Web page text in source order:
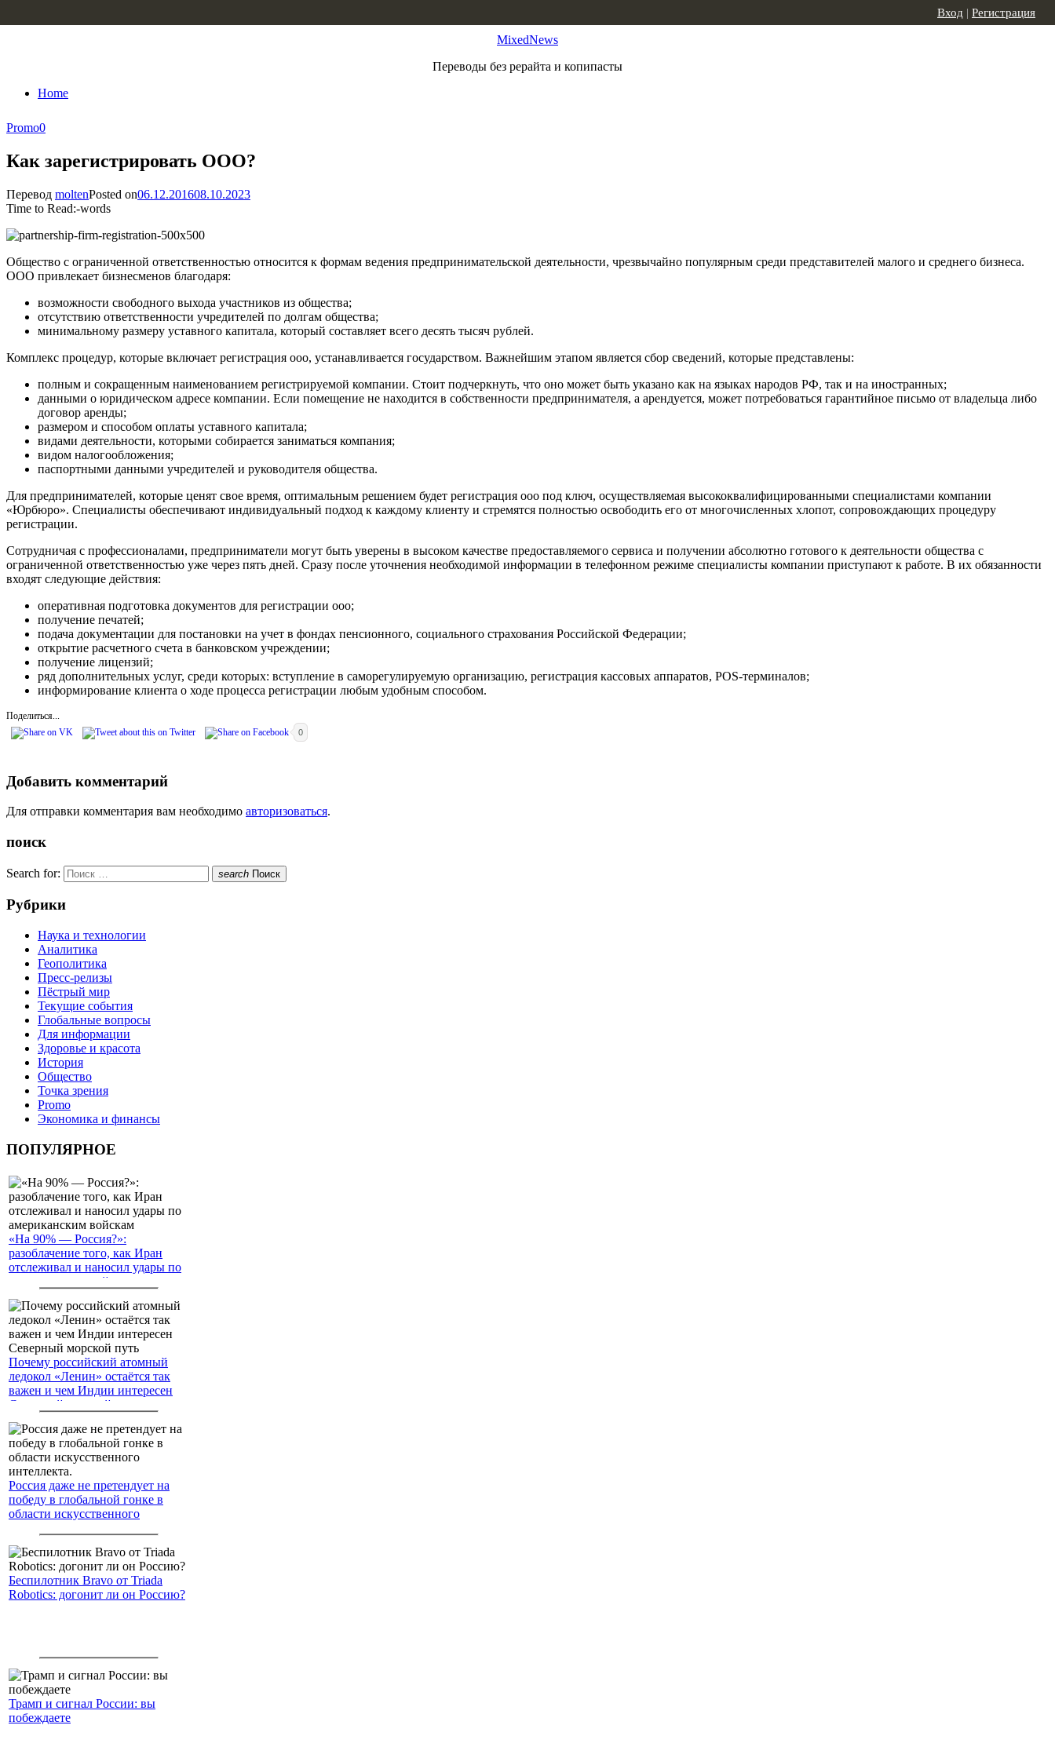
MixedNews
Переводы без рерайта и копипасты
Home
Вход | Регистрация
Promo0
Как зарегистрировать ООО?
Перевод moltenPosted on06.12.201608.10.2023
Time to Read:-words
Общество с ограниченной ответственностью относится к формам ведения предпринимательской деятельности, чрезвычайно популярным среди представителей малого и среднего бизнеса.
ООО привлекает бизнесменов благодаря:
возможности свободного выхода участников из общества;
отсутствию ответственности учредителей по долгам общества;
минимальному размеру уставного капитала, который составляет всего десять тысяч рублей.
Комплекс процедур, которые включает регистрация ооо, устанавливается государством. Важнейшим этапом является сбор сведений, которые представлены:
полным и сокращенным наименованием регистрируемой компании. Стоит подчеркнуть, что оно может быть указано как на языках народов РФ, так и на иностранных;
данными о юридическом адресе компании. Если помещение не находится в собственности предпринимателя, а арендуется, может потребоваться гарантийное письмо от владельца либо
договор аренды;
размером и способом оплаты уставного капитала;
видами деятельности, которыми собирается заниматься компания;
видом налогообложения;
паспортными данными учредителей и руководителя общества.
Для предпринимателей, которые ценят свое время, оптимальным решением будет регистрация ооо под ключ, осуществляемая высококвалифицированными специалистами компании
«Юрбюро». Специалисты обеспечивают индивидуальный подход к каждому клиенту и стремятся полностью освободить его от многочисленных хлопот, сопровождающих процедуру
регистрации.
Сотрудничая с профессионалами, предприниматели могут быть уверены в высоком качестве предоставляемого сервиса и получении абсолютно готового к деятельности общества с
ограниченной ответственностью уже через пять дней. Сразу после уточнения необходимой информации в телефонном режиме специалисты компании приступают к работе. В их обязанности
входят следующие действия:
оперативная подготовка документов для регистрации ооо;
получение печатей;
подача документации для постановки на учет в фондах пенсионного, социального страхования Российской Федерации;
открытие расчетного счета в банковском учреждении;
получение лицензий;
ряд дополнительных услуг, среди которых: вступление в саморегулируемую организацию, регистрация кассовых аппаратов, POS-терминалов;
информирование клиента о ходе процесса регистрации любым удобным способом.
Поделиться...
0
Добавить комментарий
Для отправки комментария вам необходимо авторизоваться.
поиск
Search for: search Поиск
Рубрики
Наука и технологии
Аналитика
Геополитика
Пресс-релизы
Пёстрый мир
Текущие события
Глобальные вопросы
Для информации
Здоровье и красота
История
Общество
Точка зрения
Promo
Экономика и финансы
ПОПУЛЯРНОЕ
«На 90% — Россия?»:
разоблачение того, как Иран
отслеживал и наносил удары по
американским войскам
Почему российский атомный
ледокол «Ленин» остаётся так
важен и чем Индии интересен
Северный морской путь
Россия даже не претендует на
победу в глобальной гонке в
области искусственного
Беспилотник Bravo от Triada
Robotics: догонит ли он Россию?
Трамп и сигнал России: вы
побеждаете